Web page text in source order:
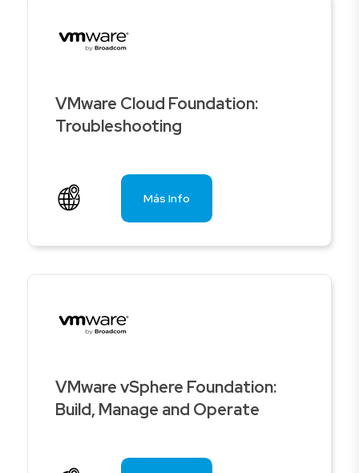
VMware Cloud Foundation:
Troubleshooting
Más Info
VMware vSphere Foundation:
Build, Manage and Operate